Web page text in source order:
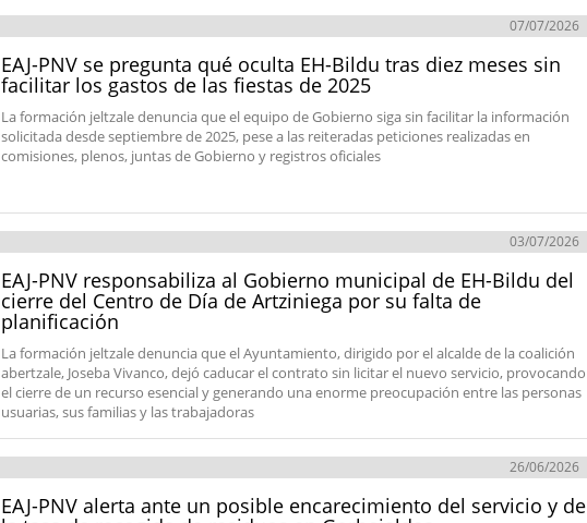
07/07/2026
EAJ-PNV se pregunta qué oculta EH-Bildu tras diez meses sin
facilitar los gastos de las fiestas de 2025
La formación jeltzale denuncia que el equipo de Gobierno siga sin facilitar la información
solicitada desde septiembre de 2025, pese a las reiteradas peticiones realizadas en
comisiones, plenos, juntas de Gobierno y registros oficiales
03/07/2026
EAJ-PNV responsabiliza al Gobierno municipal de EH-Bildu del
cierre del Centro de Día de Artziniega por su falta de
planificación
La formación jeltzale denuncia que el Ayuntamiento, dirigido por el alcalde de la coalición
abertzale, Joseba Vivanco, dejó caducar el contrato sin licitar el nuevo servicio, provocando
el cierre de un recurso esencial y generando una enorme preocupación entre las personas
usuarias, sus familias y las trabajadoras
26/06/2026
EAJ-PNV alerta ante un posible encarecimiento del servicio y de